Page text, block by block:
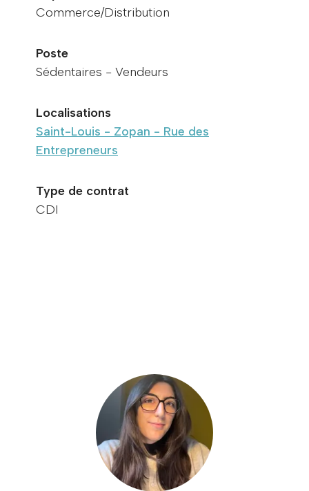
Commerce/Distribution
Poste
Sédentaires - Vendeurs
Localisations
Saint-Louis - Zopan - Rue des
Entrepreneurs
Type de contrat
CDI